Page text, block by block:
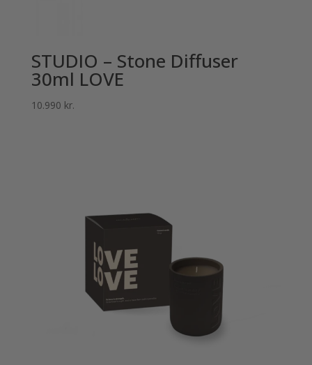
STUDIO – Stone Diffuser
30ml LOVE
10.990 kr.